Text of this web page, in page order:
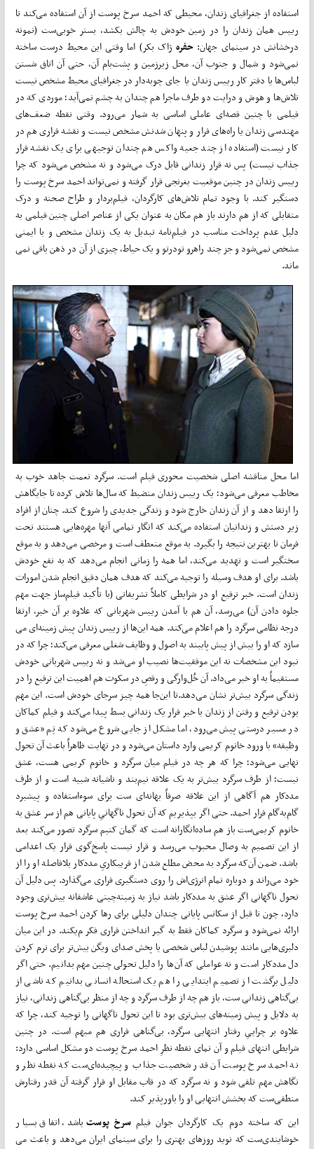
استفاده از جغرافیای زندان، محیطی که احمد سرخ پوست از آن استفاده می­‌کند تا
رییس همان زندان را در زمین خودش به چالش بکشد، بستر خوبی‌ست (نمونه
درخشانش در سینمای جهان:حفرهژاک بکر) اما وقتی این محیط درست ساخته
نمی‌شود و شمال و جنوب آن، محل زیرزمین و پشت­‌بام آن، حتی آن اتاق شستن
لباس‌­ها یا دفتر کار رییس زندان یا جای چوبه‌دار در جغرافیای محیط مشخص نیست
تلاش­‌ها و هوش و درایت دو طرف ماجرا هم چندان به چشم نمی‌­آید؛ موردی که در
فیلمی با چنین قصه‌­ای عاملی اساسی به شمار می‌رود. وقتی نقطه ضعف­‌های
مهندسی زندان یا راه‌­های فرار و پنهان شدنش مشخص نیست و نقشه فراری هم در
کار نیست (استفاده از چند جعبه واکس هم چندان توجیهی برای یک نقشه فرار
جذاب نیست) پس نه فرار زندانی قابل درک می‌­شود و نه مشخص می­‌شود که چرا
رییس زندان در چنین موقعیت بغرنجی قرار گرفته و نمی‌­تواند احمد سرخ پوست را
دستگیر کند. با وجود تمام تلاش­‌های کارگردان، فیلم‌­بردار و طراح صحنه و درک
متقابلی که از هم دارند باز هم مکان به عنوان یکی از عناصر اصلی چنین فیلمی به
دلیل عدم پرداخت مناسب در فیلم‌­نامه تبدیل به یک زندان مشخص و با ایمنی
مشخص نمی­‌شود و جز چند راهرو تودرتو و یک حیاط، چیزی از آن در ذهن باقی نمی­‌
ماند.
اما محل مناقشه اصلی شخصیت محوری فیلم است. سرگرد نعمت جاهد خوب به
مخاطب معرفی می­‌شود؛ یک رییس زندان منضبط که سال­‌ها تلاش کرده تا جایگاهش
را ارتقا دهد و از آن زندان خارج شود و زندگی جدیدی را شروع کند. چنان از افراد
زیر دستش و زندانیان استفاده می­‌کند که انگار تمامی آن­ها مهره‌­هایی هستند تحت
فرمان تا بهترین نتیجه را بگیرد. به موقع منعطف است و مرخصی می­‌دهد و به موقع
سخت­گیر است و تهدید می­‌کند، اما همه را زمانی انجام می‌­دهد که به نفع خودش
باشد. برای او هدف وسیله را توجیه می­‌کند که هدف همان دقیق انجام شدن امورات
زندان است. خبر ترفیع او در شرایطی کاملاً تشریفاتی (با تأکید فیلم­‌ساز جهت مهم
جلوه دادن آن) می­‌رسد، آن هم با آمدن رییس شهربانی که علاوه بر آن خبر، ارتقا
درجه نظامی سرگرد را هم اعلام می­‌کند. همه این­‌ها از رییس زندان پیش زمینه‌­ای می­‌
سازد که او را بیش از پیش پایبند به اصول و وظایف شغلی معرفی می­‌کند؛ چرا که در
نبود این مشخصات نه این موفقیت­‌ها نصیب او می­‌شد و نه رییس شهربانی خودش
مستقیماً به او خبر می­‌داد. آن خُل­‌وارگی و رقصِ در سکوت هم اهمیت این ترفیع را در
زندگی سرگرد بیش‌تر نشان می‌­دهد.تا این‌جا همه چیز سرجای خودش است. این مهم
بودن ترفیع و رفتن از زندان با خبر فرار یک زندانی بسط پیدا می­‌کند و فیلم کماکان
در مسیر درستی پیش می­‌رود، اما مشکل از جایی شروع می­‌شود که تِم «عشق و
وظیفه» با ورود خانوم کریمی وارد داستان می‌­شود و در نهایت ظاهراً باعث آن تحول
نهایی می­‌شود؛ چرا که هر چه در فیلم میان سرگرد و خانوم کریمی هست، عشق
نیست؛ از طرف سرگرد بیش‌تر به یک علاقه نیم­‌بند و ناشیانه شبیه است و از طرف
مددکار هم آگاهی از این علاقه صرفاً بهانه‌­ای ست برای سوءاستفاده و پیشبرد
گام‌به‌گام فرار احمد. حتی اگر بپذیریم که آن تحول ناگهانیِ پایانی هم از سر عشق به
خانوم کریمی‌ست باز هم ساده­‌انگارانه است که گمان کنیم سرگرد تصور می­‌کند بعد
از این تصمیم به وصال محبوب می­‌رسد و قرار نیست پاسخ‌­گوی فرار یک اعدامی
باشد. ضمن آن­‌که سرگرد به محض مطلع شدن از فریب­کاریِ مددکار بلافاصله او را از
خود می‌­راند و دوباره تمام انرژی‌­اش را روی دستگیری فراری می‌­گذارد. پس دلیل آن
تحول ناگهانی اگر عشق به مددکار باشد نیاز به زمینه‌­چینی عاشقانه بیش‌تری وجود
دارد، چون تا قبل از سکانس پایانی چندان دلیلی برای رها کردن احمد سرخ پوست
ارائه نمی‌شود و سرگرد کماکان فقط به گیر انداختن فراری فکر م‌ی­کند. در این میان
دلبری­‌هایی مانند پوشیدن لباس شخصی یا پخش صدای ویگن بیش‌تر برای نرم کردن
دل مددکار است و نه عواملی که آن­‌ها را دلیل تحولی چنین مهم بدانیم. حتی اگر
دلیل برگشت از تصمیم ابتدایی را هم یک استحاله انسانی بدانیم که ناشی از
بی‌گناهی زندانی ست، باز هم چه از طرف سرگرد و چه از منظر بی‌گناهی زندانی، نیاز
به دلایل و پیش­ زمینه­‌های بیش‌تری بود تا این تحول ناگهانی را توجیه کند، چرا که
علاوه بر چراییِ رفتار انتهایی سرگرد، بی‌گناهی فراری هم مبهم است. در چنین
شرایطی انتهای فیلم و آن نمای نقطه نظرِ احمد سرخ پوست دو مشکل اساسی دارد:
نه احمد سرخ پوست آن قدر شخصیت جذاب و پیچیده­‌ای‌ست که نقطه نظر و
نگاهش مهم تلقی شود و نه سرگرد که در قاب مقابل او قرار گرفته آن قدر رفتارش
منطقی‌ست که بخشش انتهایی او را باورپذیر کند.
این که ساخته دوم یک کارگردان جوان فیلم سرخ پوستباشد، اتفاق بسیار
خوشایندی‌ست که نوید روزهای بهتری را برای سینمای ایران می‌­دهد و باعث می­‌